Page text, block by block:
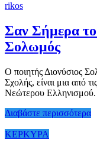
rikos
Σαν Σήμερα το
Σολωμός
Ο ποιητής Διονύσιος
Σχολής, είναι μια από
Νεώτερου
Διαβάστε περισσότερα
ΚΕΡΚΥΡΑ